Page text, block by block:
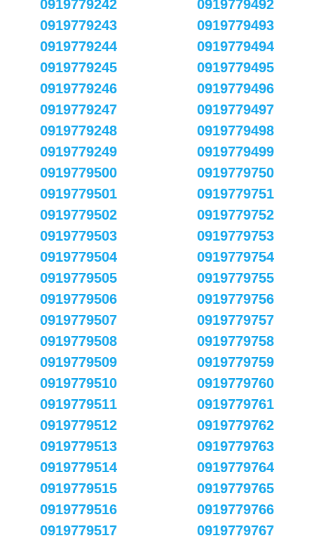
0919779242
0919779243
0919779244
0919779245
0919779246
0919779247
0919779248
0919779249
0919779492
0919779493
0919779494
0919779495
0919779496
0919779497
0919779498
0919779499
0919779500
0919779501
0919779502
0919779503
0919779504
0919779505
0919779506
0919779507
0919779508
0919779509
0919779510
0919779511
0919779512
0919779513
0919779514
0919779515
0919779516
0919779517
0919779750
0919779751
0919779752
0919779753
0919779754
0919779755
0919779756
0919779757
0919779758
0919779759
0919779760
0919779761
0919779762
0919779763
0919779764
0919779765
0919779766
0919779767